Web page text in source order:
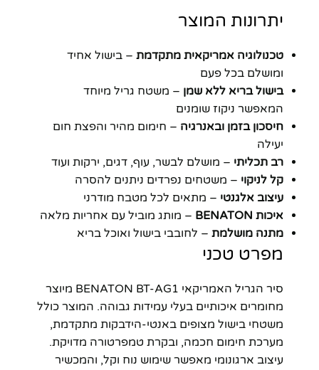
יתרונות המוצר
טכנולוגיה אמריקאית מתקדמת – בישול אחיד
ומושלם בכל פעם
בישול בריא ללא שמן – משטח גריל מיוחד
המאפשר ניקוז שומנים
חיסכון בזמן ובאנרגיה – חימום מהיר והפצת חום
יעילה
רב תכליתי – מושלם לבשר, עוף, דגים, ירקות ועוד
קל לניקוי – משטחים נפרדים ניתנים להסרה
עיצוב אלגנטי – מתאים לכל מטבח מודרני
איכות BENATON
– מותג מוביל עם אחריות מלאה
מתנה מושלמת – לחובבי בישול ואוכל בריא
מפרט טכני
סיר הגריל האמריקאי BENATON BT-AG1 מיוצר
מחומרים איכותיים בעלי עמידות גבוהה. המוצר כולל
משטחי בישול מצופים באנטי-הידבקות מתקדמת,
מערכת חימום חכמה, ובקרת טמפרטורה מדויקת.
עיצוב ארגונומי מאפשר שימוש נוח וקל, והמכשיר